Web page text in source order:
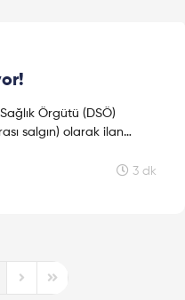
Örgütü (DSÖ)
salgın) olarak ilan
Şüphesiz ki hayır. Doğa
Gelin birlikte bakalım!
3 dk
PageNext PageLast Page